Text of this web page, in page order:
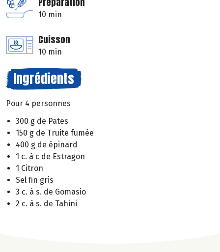
10 min
Cuisson
10 min
Ingrédients
Pour 4 personnes
300 g de Pates
150 g de Truite fumée
400 g de épinard
1 c. à c de Estragon
1 Citron
Sel fin gris
3 c. à s. de Gomasio
2 c. à s. de Tahini